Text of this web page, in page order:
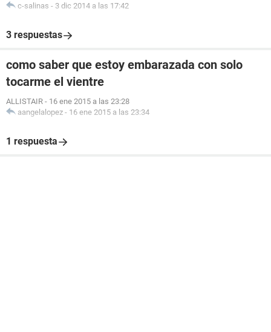
c-salinas - 3 dic 2014 a las 17:42
3 respuestas
como saber que estoy embarazada con solo
tocarme el vientre
ALLISTAIR - 16 ene 2015 a las 23:28
aangelalopez - 16 ene 2015 a las 23:34
1 respuesta